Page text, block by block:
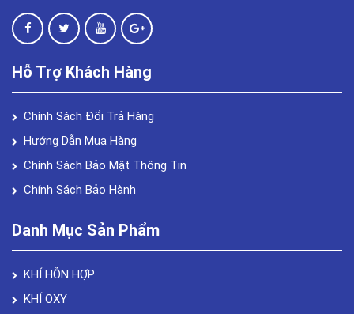
Hỗ Trợ Khách Hàng
Chính Sách Đổi Trả Hàng
Hướng Dẫn Mua Hàng
Chính Sách Bảo Mật Thông Tin
Chính Sách Bảo Hành
Danh Mục Sản Phẩm
KHÍ HỖN HỢP
KHÍ OXY